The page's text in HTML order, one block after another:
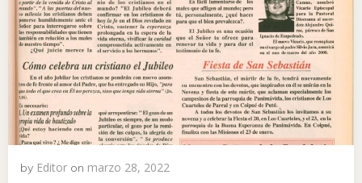
by Editor on marzo 28, 2022